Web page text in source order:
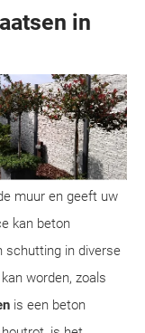
in
muur en geeft uw
kan beton
schutting in diverse
worden, zoals
is een beton